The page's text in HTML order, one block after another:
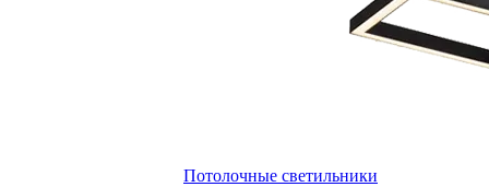
Потолочные светильники